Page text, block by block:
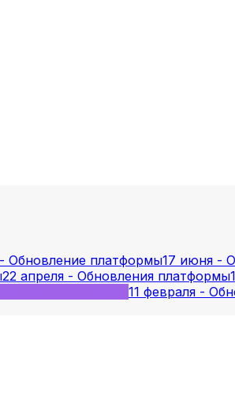
Обновление платформы17 июня -
22 апреля - Обновления платформы
11 февраля -